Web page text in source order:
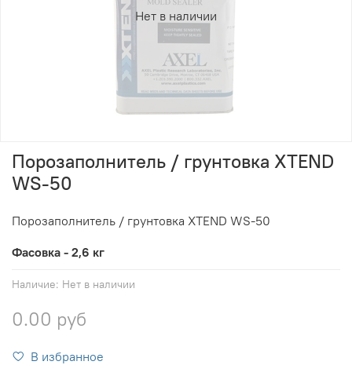
Нет в наличии
Наличие: Нет в наличии
Порозаполнитель / грунтовка XTEND
WS-50
0.00 руб
В избранное
Порозаполнитель / грунтовка XTEND WS-50
Фасовка - 2,6 кг